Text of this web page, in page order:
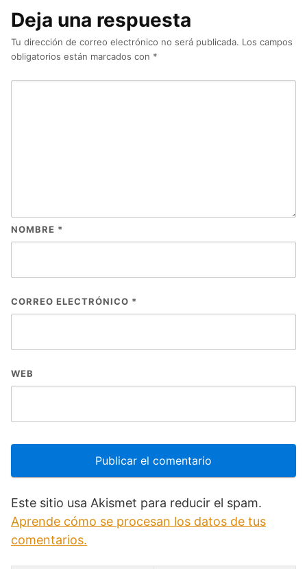
Deja una respuesta
Tu dirección de correo electrónico no será publicada. Los campos
obligatorios están marcados con *
NOMBRE *
CORREO ELECTRÓNICO *
WEB
Este sitio usa Akismet para reducir el spam.
Aprende cómo se procesan los datos de tus
comentarios.